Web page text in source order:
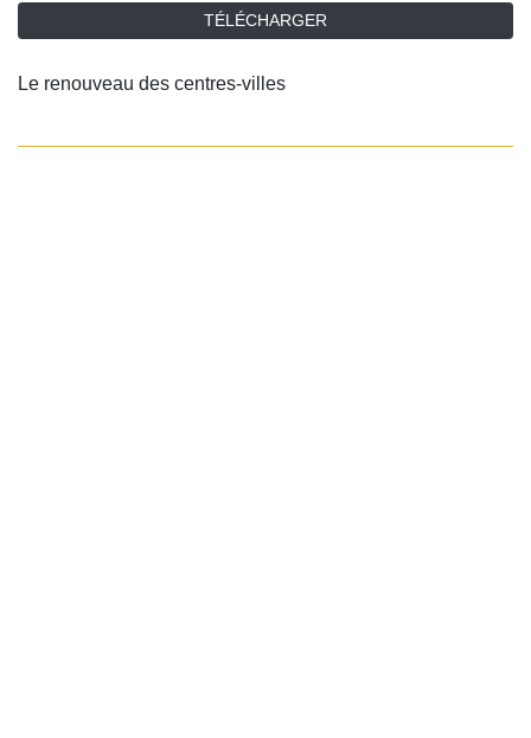
TÉLÉCHARGER
Le renouveau des centres-villes